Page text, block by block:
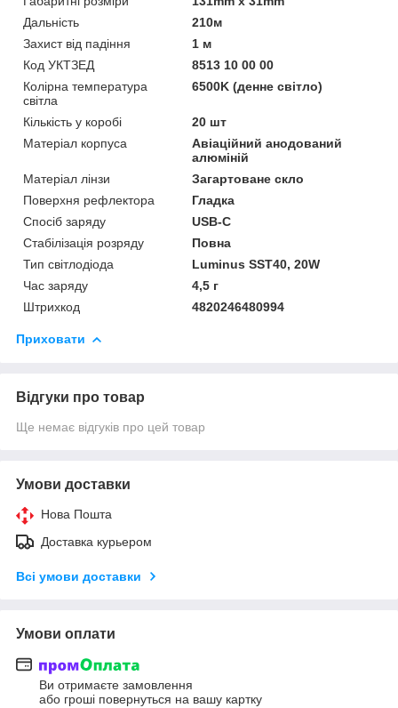
Дальність
210м
Захист від падіння
1 м
Код УКТЗЕД
8513 10 00 00
Колірна температура
світла
6500K (денне світло)
Кількість у коробі
20 шт
Матеріал корпуса
Авіаційний анодований
алюміній
Матеріал лінзи
Загартоване скло
Поверхня рефлектора
Гладка
Спосіб заряду
USB-C
Стабілізація розряду
Повна
Тип світлодіода
Luminus SST40, 20W
Час заряду
4,5 г
Штрихкод
4820246480994
Приховати
Відгуки про товар
Ще немає відгуків про цей товар
Умови доставки
Нова Пошта
Доставка курьером
Всі умови доставки
Умови оплати
Ви отримаєте замовлення
або гроші повернуться на вашу картку